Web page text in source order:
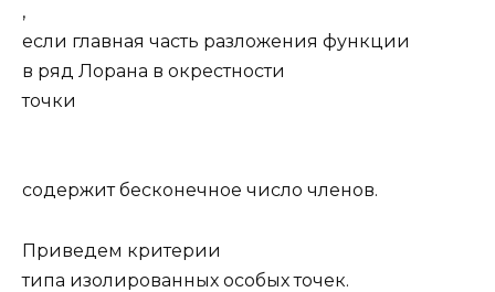
,
если главная часть разложения функции
в ряд Лорана в окрестности
точки
содержит бесконечное число членов.
Приведем критерии
типа изолированных особых точек.